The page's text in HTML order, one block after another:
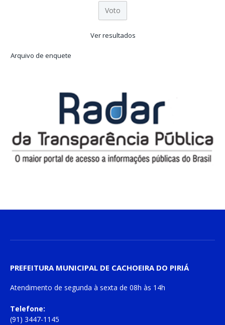
Ver resultados
Arquivo de enquete
PREFEITURA MUNICIPAL DE CACHOEIRA DO PIRIÁ
Atendimento de segunda à sexta de 08h às 14h
Telefone:
(91) 3447-1145